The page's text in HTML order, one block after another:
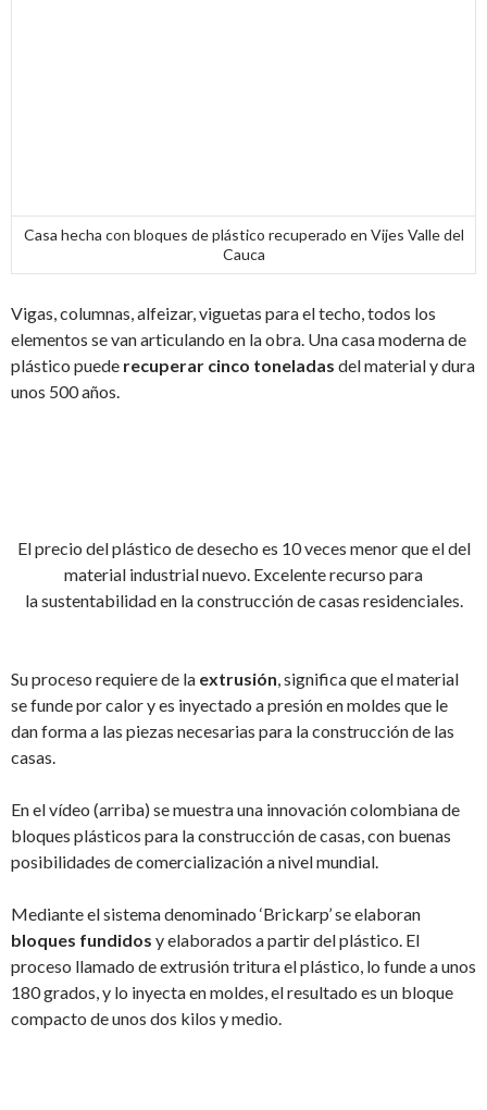
Casa hecha con bloques de plástico recuperado en Vijes Valle del
Cauca
Vigas, columnas, alfeizar, viguetas para el techo, todos los
elementos se van articulando en la obra. Una casa moderna de
plástico puede recuperar cinco toneladas del material y dura
unos 500 años.
El precio del plástico de desecho es 10 veces menor que el del
material industrial nuevo. Excelente recurso para
la sustentabilidad en la construcción de casas residenciales.
Su proceso requiere de la extrusión, significa que el material
se funde por calor y es inyectado a presión en moldes que le
dan forma a las piezas necesarias para la construcción de las
casas.
En el vídeo (arriba) se muestra una innovación colombiana de
bloques plásticos para la construcción de casas, con buenas
posibilidades de comercialización a nivel mundial.
Mediante el sistema denominado ‘Brickarp’ se elaboran
bloques fundidos y elaborados a partir del plástico. El
proceso llamado de extrusión tritura el plástico, lo funde a unos
180 grados, y lo inyecta en moldes, el resultado es un bloque
compacto de unos dos kilos y medio.